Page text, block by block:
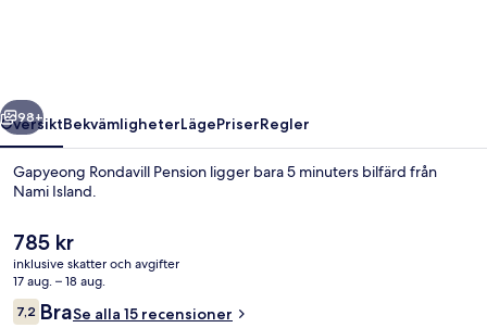
Nästa
98+
ÖversiktBekvämligheterLägePriserRegler
Gapyeong Rondavill Pension ligger bara 5 minuters bilfärd från
Nami Island.
Det
nuvarande
priset
är
785 kr
785 kr
inklusive skatter och avgifter
17 aug. – 18 aug.
Recensioner
7,27,2 av 10,
BraSe alla 15 recensioner